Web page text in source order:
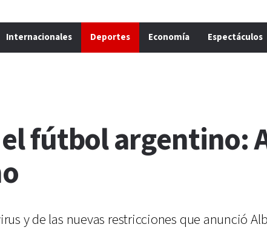
Internacionales Deportes Economía Espectáculos
fútbol argentino:
y de las nuevas restricciones que anunció